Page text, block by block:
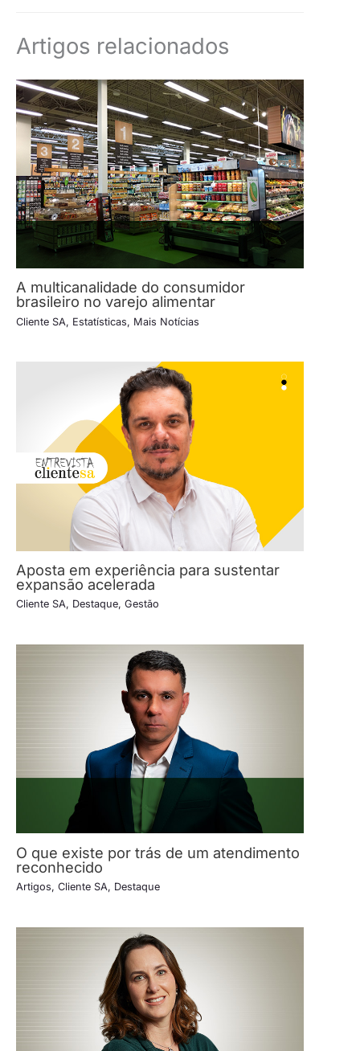
Artigos relacionados
A multicanalidade do consumidor
brasileiro no varejo alimentar
Cliente SA, Estatísticas, Mais Notícias
Aposta em experiência para sustentar
expansão acelerada
Cliente SA, Destaque, Gestão
O que existe por trás de um atendimento
reconhecido
Artigos, Cliente SA, Destaque